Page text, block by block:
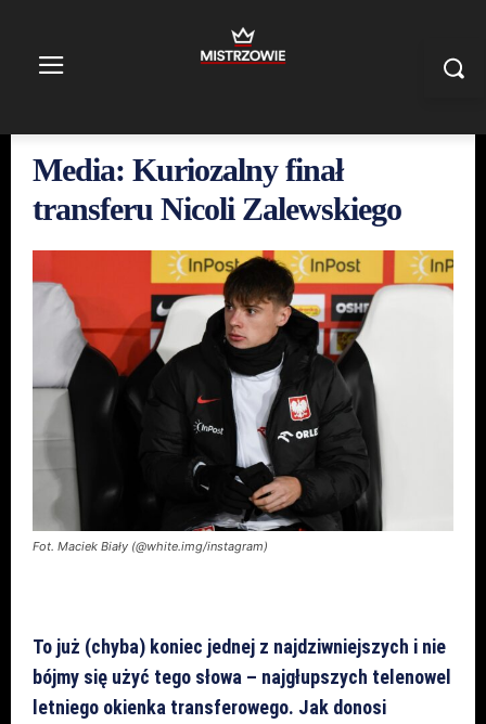
Media: Kuriozalny finał
transferu Nicoli Zalewskiego
Fot. Maciek Biały (@white.img/instagram)
To już (chyba) koniec jednej z najdziwniejszych i nie
bójmy się użyć tego słowa – najgłupszych telenowel
letniego okienka transferowego. Jak donosi